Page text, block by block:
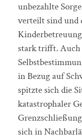
unbezahlte
verteilt sind und
stark trifft. Auch
in Bezug auf
spitzte sich die
katastrophaler
sich in